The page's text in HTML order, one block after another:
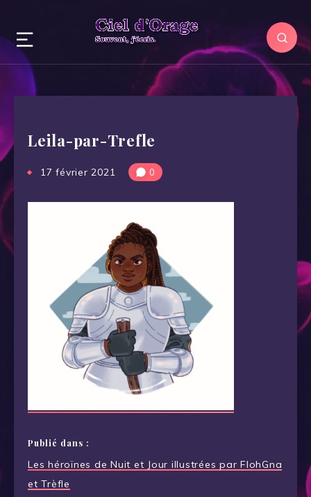
Leila-par-Trefle
17 février 2021 0
Publié dans :
Navigation
de
Les héroïnes de Nuit et Jour illustrées par FlohGna
et Trèfle